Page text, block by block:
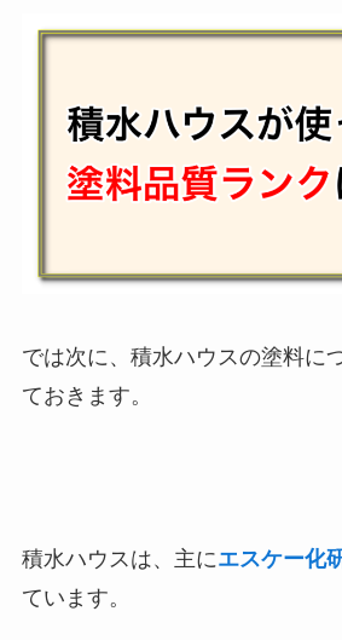
では次に、積水ハウスの塗料に
ておきます。
積水ハウスは、主にエスケー化
ています。